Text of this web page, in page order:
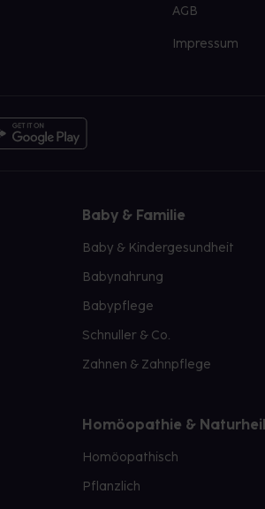
AGB
Impressum
Baby & Familie
Baby & Kindergesundheit
Babynahrung
Babypflege
Schnuller & Co.
Zahnen & Zahnpflege
Homöopathie &
Homöopathisch
Pflanzlich